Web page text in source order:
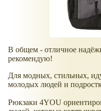
В общем - отличное
рекомендую!
Для модных, стильных,
молодых людей и
Рюкзаки 4YOU